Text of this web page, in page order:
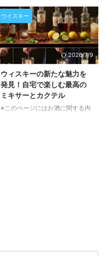
の閲覧・購入は禁止されていま
す。 全米トラック運転手組合
（Teamsters）が、メキシコ産ビ
ールへの高関税導入を米政権に強
く要求しています。この動きは、
米国における雇用創出と国内産業
保護を目的としていますが、もし
実現すれば、私たちの食卓に並ぶ
ビールの価格や、北米全体のビー
ル市場に大きな影響を与える可能
性があります。本記事では、この
ウイスキー
2026/7/9
ウィスキーの新たな魅力を
発見！自宅で楽しむ最高の
ミキサーとカクテル
※このページにはお酒に関する内
為ではありません。むしろ、その